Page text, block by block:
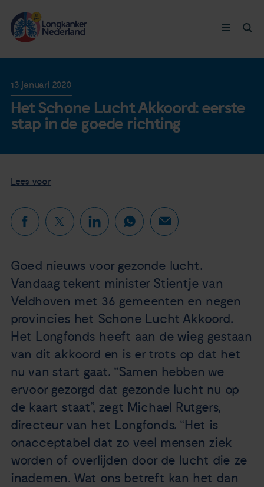
Nieuws
Agenda
Over ons
Zorgverleners
Contact
Longkanker
Leven met
Thymuskankers
Steun ons
13 januari 2020
Het Schone Lucht Akkoord: eerste
stap in de goede richting
Lees voor
Goed nieuws voor gezonde lucht.
Vandaag tekent minister Stientje van
Veldhoven met 36 gemeenten en negen
provincies het Schone Lucht Akkoord.
Het Longfonds heeft aan de wieg gestaan
van dit akkoord en is er trots op dat het
nu van start gaat. “Samen hebben we
ervoor gezorgd dat gezonde lucht nu op
de kaart staat”, zegt Michael Rutgers,
directeur van het Longfonds. “Het is
onacceptabel dat zo veel mensen ziek
worden of overlijden door de lucht die ze
inademen. Wat ons betreft kan het dan